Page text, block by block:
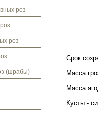
роз
роз
(шрабы)
Срок
Масса
Масса
Кусты -